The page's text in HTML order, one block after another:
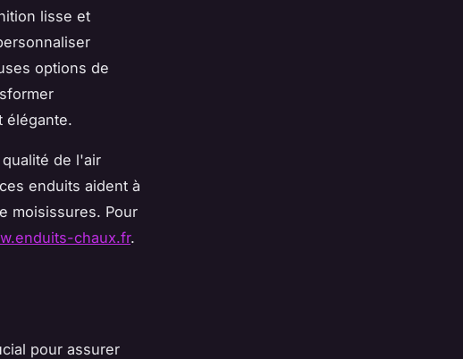
lisse et
options de
élégante.
de l'air
enduits aident à
moisissures. Pour
chaux.fr.
pour assurer